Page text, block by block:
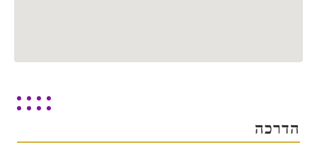
הדרכה